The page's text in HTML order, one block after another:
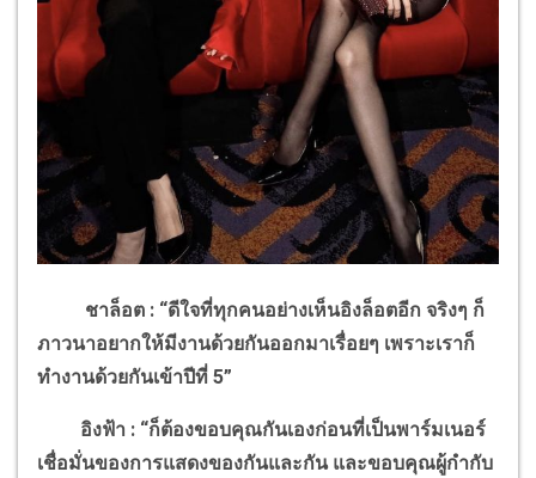
ชาล็อต : “ดีใจที่ทุกคนอย่างเห็นอิงล็อตอีก จริงๆ ก็
ภาวนาอยากให้มีงานด้วยกันออกมาเรื่อยๆ เพราะเราก็
ทำงานด้วยกันเข้าปีที่ 5”
อิงฟ้า : “ก็ต้องขอบคุณกันเองก่อนที่เป็นพาร์มเนอร์
เชื่อมั่นของการแสดงของกันและกัน และขอบคุณผู้กำกับ